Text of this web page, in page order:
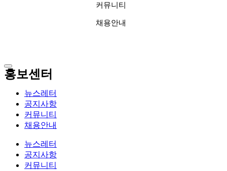
커뮤니티
채용안내
홍보센터
뉴스레터
공지사항
커뮤니티
채용안내
뉴스레터
공지사항
커뮤니티